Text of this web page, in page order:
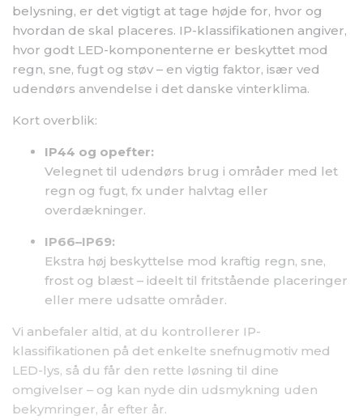
belysning, er det vigtigt at tage højde for, hvor og
hvordan de skal placeres. IP-klassifikationen angiver,
hvor godt LED-komponenterne er beskyttet mod
regn, sne, fugt og støv – en vigtig faktor, især ved
udendørs anvendelse i det danske vinterklima.
Kort overblik:
IP44 og opefter:
Velegnet til udendørs brug i områder med let
regn og fugt, fx under halvtag eller
overdækninger.
IP66–IP69:
Ekstra høj beskyttelse mod kraftig regn, sne,
frost og blæst – ideelt til fritstående placeringer
eller mere udsatte områder.
Vi anbefaler altid, at du kontrollerer IP-
klassifikationen på det enkelte snefnugmotiv med
LED-lys, så du får den rette løsning til dine
omgivelser – og kan nyde din udsmykning uden
bekymringer, år efter år.